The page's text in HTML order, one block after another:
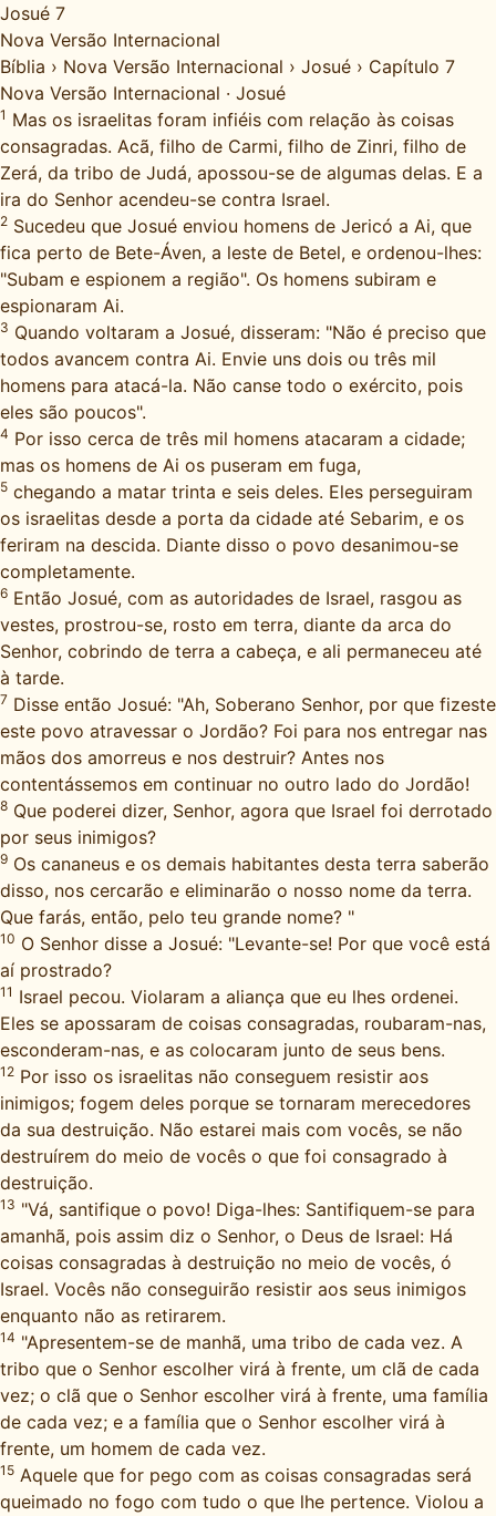
Josué 7
Nova Versão Internacional
Bíblia › Nova Versão Internacional › Josué › Capítulo 7
Nova Versão Internacional · Josué
1 Mas os israelitas foram infiéis com relação às coisas
consagradas. Acã, filho de Carmi, filho de Zinri, filho de
Zerá, da tribo de Judá, apossou-se de algumas delas. E a
ira do Senhor acendeu-se contra Israel.
2 Sucedeu que Josué enviou homens de Jericó a Ai, que
fica perto de Bete-Áven, a leste de Betel, e ordenou-lhes:
"Subam e espionem a região". Os homens subiram e
espionaram Ai.
3 Quando voltaram a Josué, disseram: "Não é preciso que
todos avancem contra Ai. Envie uns dois ou três mil
homens para atacá-la. Não canse todo o exército, pois
eles são poucos".
4 Por isso cerca de três mil homens atacaram a cidade;
mas os homens de Ai os puseram em fuga,
5 chegando a matar trinta e seis deles. Eles perseguiram
os israelitas desde a porta da cidade até Sebarim, e os
feriram na descida. Diante disso o povo desanimou-se
completamente.
6 Então Josué, com as autoridades de Israel, rasgou as
vestes, prostrou-se, rosto em terra, diante da arca do
Senhor, cobrindo de terra a cabeça, e ali permaneceu até
à tarde.
7 Disse então Josué: "Ah, Soberano Senhor, por que fizeste
este povo atravessar o Jordão? Foi para nos entregar nas
mãos dos amorreus e nos destruir? Antes nos
contentássemos em continuar no outro lado do Jordão!
8 Que poderei dizer, Senhor, agora que Israel foi derrotado
por seus inimigos?
9 Os cananeus e os demais habitantes desta terra saberão
disso, nos cercarão e eliminarão o nosso nome da terra.
Que farás, então, pelo teu grande nome? "
10 O Senhor disse a Josué: "Levante-se! Por que você está
aí prostrado?
11 Israel pecou. Violaram a aliança que eu lhes ordenei.
Eles se apossaram de coisas consagradas, roubaram-nas,
esconderam-nas, e as colocaram junto de seus bens.
12 Por isso os israelitas não conseguem resistir aos
inimigos; fogem deles porque se tornaram merecedores
da sua destruição. Não estarei mais com vocês, se não
destruírem do meio de vocês o que foi consagrado à
destruição.
13 "Vá, santifique o povo! Diga-lhes: Santifiquem-se para
amanhã, pois assim diz o Senhor, o Deus de Israel: Há
coisas consagradas à destruição no meio de vocês, ó
Israel. Vocês não conseguirão resistir aos seus inimigos
enquanto não as retirarem.
14 "Apresentem-se de manhã, uma tribo de cada vez. A
tribo que o Senhor escolher virá à frente, um clã de cada
vez; o clã que o Senhor escolher virá à frente, uma família
de cada vez; e a família que o Senhor escolher virá à
frente, um homem de cada vez.
15 Aquele que for pego com as coisas consagradas será
queimado no fogo com tudo o que lhe pertence. Violou a